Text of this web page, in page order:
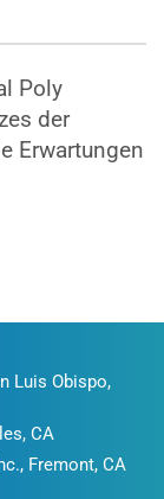
Poly
der
Erwartungen
Luis Obispo,
CA
Fremont, CA